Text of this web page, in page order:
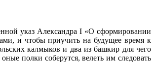
указ Александра I «О сформировании
и чтобы приучить на будущее время к
калмыков и два из башкир для чего
полки соберутся, велеть им следовать